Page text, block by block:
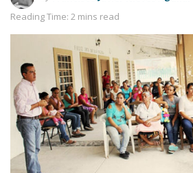
Reading Time: 2 mins read